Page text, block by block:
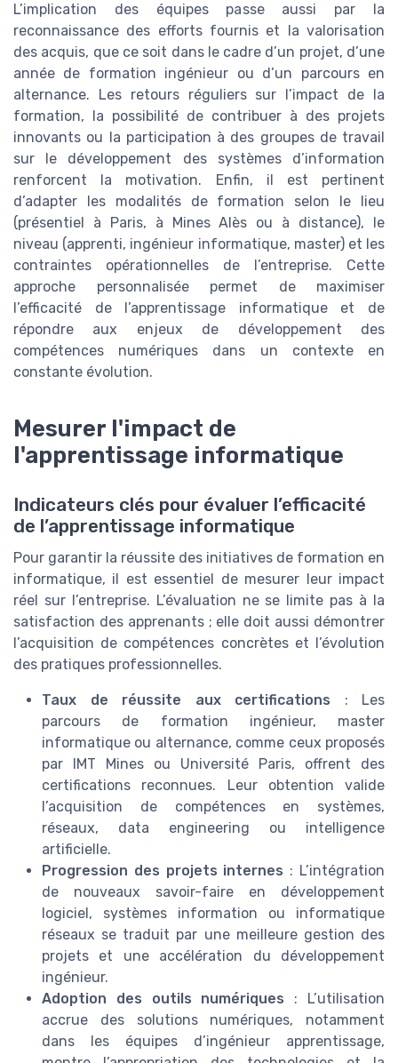
L’implication des équipes passe aussi par la
reconnaissance des efforts fournis et la valorisation
des acquis, que ce soit dans le cadre d’un projet, d’une
année de formation ingénieur ou d’un parcours en
alternance. Les retours réguliers sur l’impact de la
formation, la possibilité de contribuer à des projets
innovants ou la participation à des groupes de travail
sur le développement des systèmes d’information
renforcent la motivation. Enfin, il est pertinent
d’adapter les modalités de formation selon le lieu
(présentiel à Paris, à Mines Alès ou à distance), le
niveau (apprenti, ingénieur informatique, master) et les
contraintes opérationnelles de l’entreprise. Cette
approche personnalisée permet de maximiser
l’efficacité de l’apprentissage informatique et de
répondre aux enjeux de développement des
compétences numériques dans un contexte en
constante évolution.
Mesurer l'impact de
l'apprentissage informatique
Indicateurs clés pour évaluer l’efficacité
de l’apprentissage informatique
Pour garantir la réussite des initiatives de formation en
informatique, il est essentiel de mesurer leur impact
réel sur l’entreprise. L’évaluation ne se limite pas à la
satisfaction des apprenants ; elle doit aussi démontrer
l’acquisition de compétences concrètes et l’évolution
des pratiques professionnelles.
Taux de réussite aux certifications : Les
parcours de formation ingénieur, master
informatique ou alternance, comme ceux proposés
par IMT Mines ou Université Paris, offrent des
certifications reconnues. Leur obtention valide
l’acquisition de compétences en systèmes,
réseaux, data engineering ou intelligence
artificielle.
Progression des projets internes : L’intégration
de nouveaux savoir-faire en développement
logiciel, systèmes information ou informatique
réseaux se traduit par une meilleure gestion des
projets et une accélération du développement
ingénieur.
Adoption des outils numériques : L’utilisation
accrue des solutions numériques, notamment
dans les équipes d’ingénieur apprentissage,